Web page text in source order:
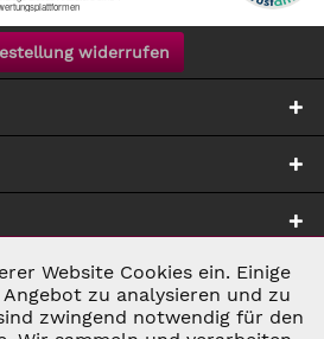
widerrufen
Aktiv
Website Cookies ein. Einige
zu analysieren und zu
zwingend notwendig für den